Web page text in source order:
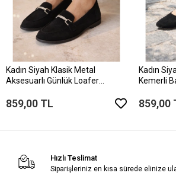
Kadın Siyah Klasik Metal
Aksesuarlı Günlük Loafer
859,00 TL
Kadın
Kemerli
859,00
Hızlı Teslimat
Siparişleriniz en kısa sürede elinize